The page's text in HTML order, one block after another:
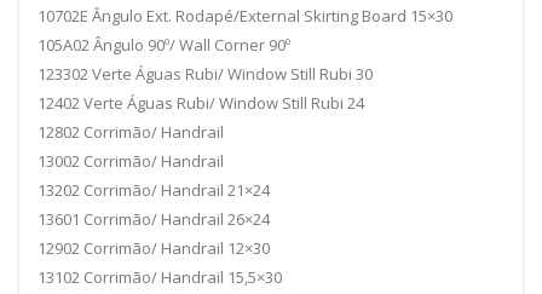
10702E Ângulo Ext. Rodapé/External Skirting Board 15×30
105A02 Ângulo 90º/ Wall Corner 90º
123302 Verte Águas Rubi/ Window Still Rubi 30
12402 Verte Águas Rubi/ Window Still Rubi 24
12802 Corrimão/ Handrail
13002 Corrimão/ Handrail
13202 Corrimão/ Handrail 21×24
13601 Corrimão/ Handrail 26×24
12902 Corrimão/ Handrail 12×30
13102 Corrimão/ Handrail 15,5×30